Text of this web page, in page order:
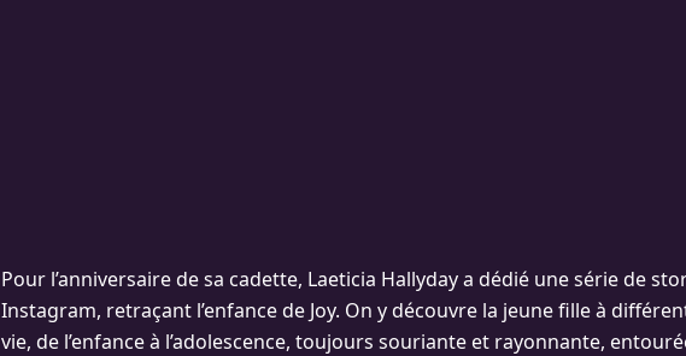
Pour l’anniversaire de sa cadette, Laeticia Hallyday a dédié une série de
Instagram, retraçant l’enfance de Joy. On y découvre la jeune fille à
vie, de l’enfance à l’adolescence, toujours souriante et rayonnante,